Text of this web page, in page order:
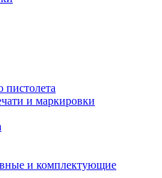
пистолета
и маркировки
и комплектующие